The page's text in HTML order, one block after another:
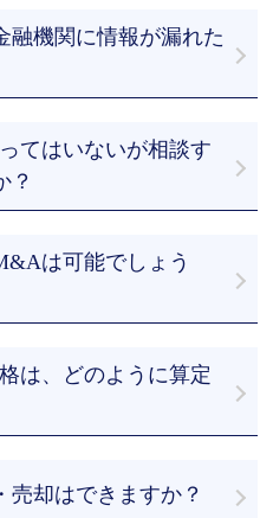
る期間を短縮することがで
研究所では、お客様目線で
約
イザーのフルサポート
するアドバイザーが、丁寧
をさせていただきます。
融機関に情報が漏れた
ています。
る際も、提案する候補先を
約）を結んだ上でなければ
約）すると情報漏洩が起こ
情報漏洩を防ぐため、一社
任契約をおすすめします。
てはいないが相談す
？
。情報を収集したいといっ
す。
は可能でしょう
談ください。
は、どのように算定
した上で企業価値算定を行
売却はできますか？